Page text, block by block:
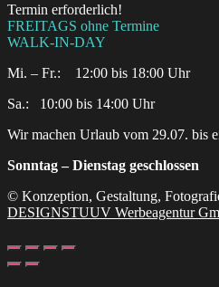
Termin erforderlich!
FREITAGS ohne Termine
WALK-IN-DAY
Mi. – Fr.: 12:00 bis 18:00 Uhr
Sa.:‎ ‎ ‎ ‎10:00 bis 14:00 Uhr
Wir machen Urlaub vom 29.07. bis
Sonntag – Dienstag geschlossen
© Konzeption, Gestaltung,
DESIGNSTUUV Werbeagentur